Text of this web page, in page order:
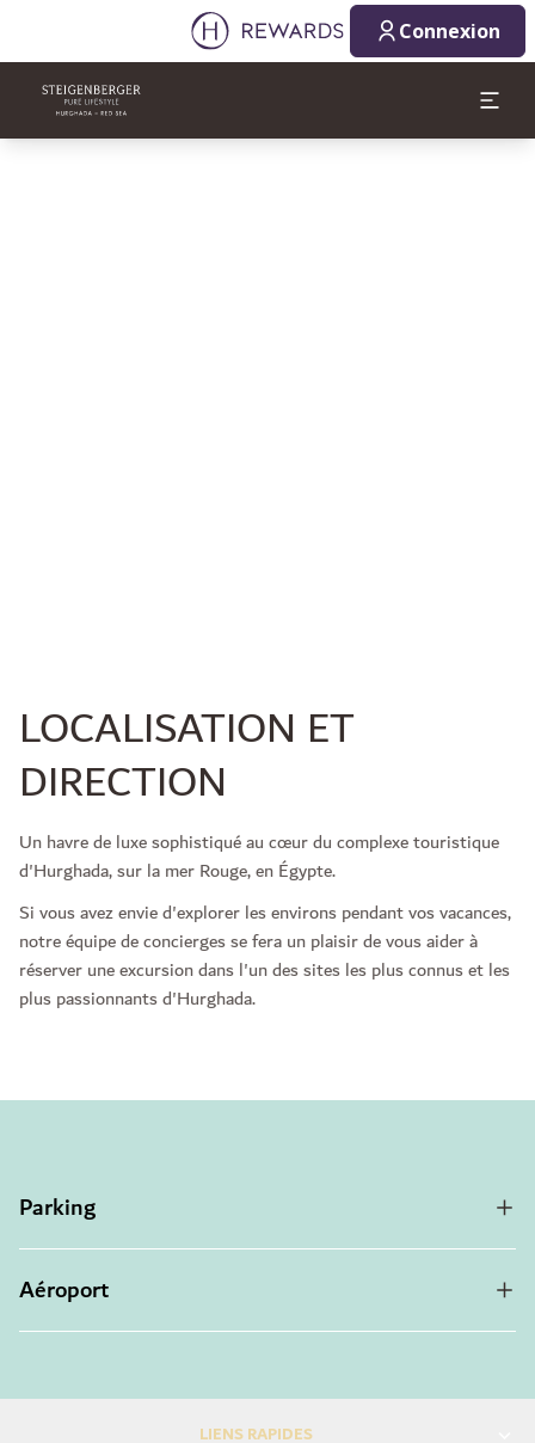
Connexion
LOCALISATION ET
DIRECTION
Un havre de luxe sophistiqué au cœur du complexe touristique
d'Hurghada, sur la mer Rouge, en Égypte.
Si vous avez envie d'explorer les environs pendant vos vacances,
notre équipe de concierges se fera un plaisir de vous aider à
réserver une excursion dans l'un des sites les plus connus et les
plus passionnants d'Hurghada.
Parking
Aéroport
LIENS RAPIDES